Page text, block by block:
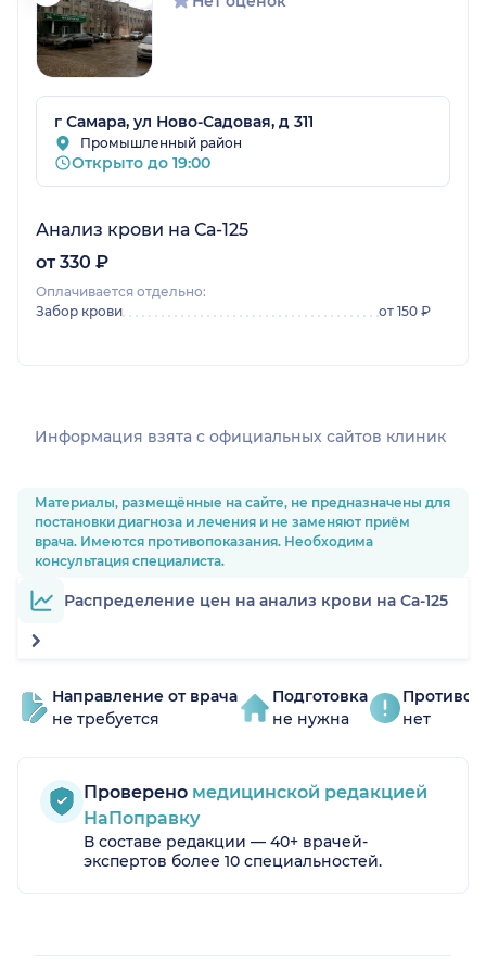
г Самара, ул Ново-Садовая, д 311
Промышленный район
Открыто до 19:00
Анализ крови на Са-125
от 330 ₽
Оплачивается отдельно:
Забор крови
от 150 ₽
Информация взята c официальных сайтов клиник
Материалы, размещённые на сайте, не предназначены для
постановки диагноза и лечения и не заменяют приём
врача. Имеются противопоказания. Необходима
консультация специалиста.
Распределение цен на анализ крови на Са-125
Направление от врача
не требуется
Подготовка
не нужна
нет
Проверено медицинской редакцией
НаПоправку
В составе редакции — 40+ врачей-
экспертов более 10 специальностей.